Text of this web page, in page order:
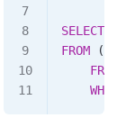
SELECT
FROM (
    FROM
    WHERE